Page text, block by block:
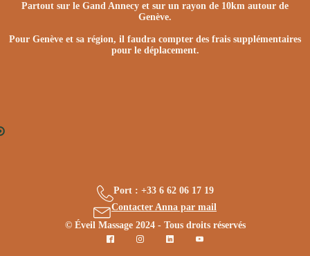
Partout sur le Gand Annecy et sur un rayon de 10km autour de
Genève.
Pour Genève et sa région, il faudra compter des frais supplémentaires
pour le déplacement.
Port : +33 6 62 06 17 19
Contacter Anna par mail
© Éveil Massage 2024 - Tous droits réservés